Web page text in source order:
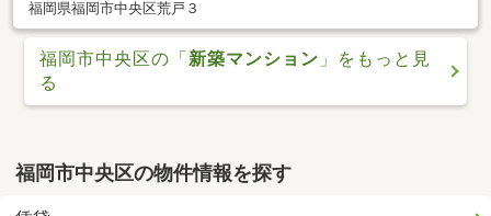
福岡県福岡市中央区荒戸３
福岡市中央区の「 新築マンション 」をもっと見
る
福岡市中央区の物件情報を探す